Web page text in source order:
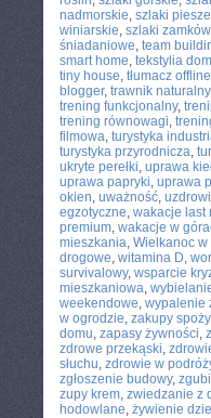
nadmorskie, szlaki piesze
winiarskie, szlaki zamków
śniadaniowe, team
smart home, tekstylia
tiny house, tłumacz offline
blogger, trawnik naturalny
trening funkcjonalny,
trening równowagi,
filmowa, turystyka
turystyka przyrodnicza,
ukryte perełki, uprawa
uprawa papryki, uprawa
okien, uważność,
egzotyczne, wakacje last
premium, wakacje w
mieszkania, Wielkanoc w
drogowe, witamina D,
survivalowy, wsparcie
mieszkaniowa,
weekendowe, wypalenie
w ogrodzie, zakupy
domu, zapasy żywności,
zdrowe przekąski,
słuchu, zdrowie w
zgłoszenie budowy,
zupy krem, zwiedzanie z
hodowlane, żywienie